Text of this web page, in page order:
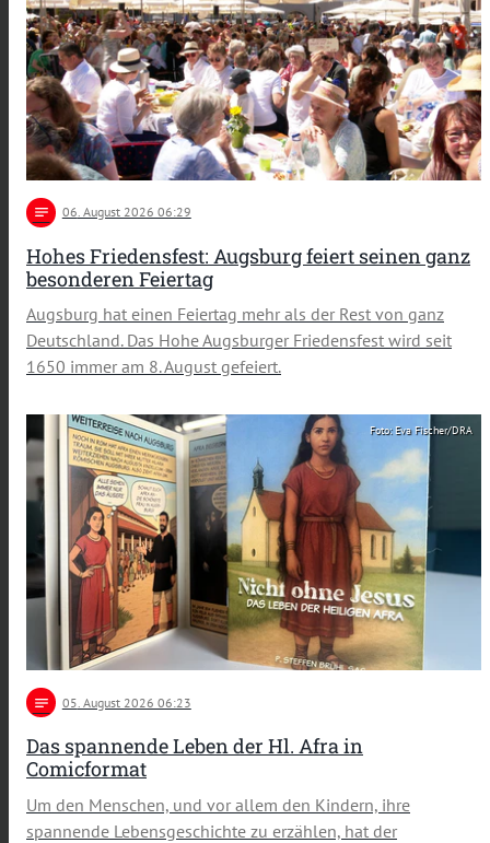
notes 06. August 2026 06:29
Hohes Friedensfest: Augsburg feiert seinen ganz
besonderen Feiertag
Augsburg hat einen Feiertag mehr als der Rest von ganz
Deutschland. Das Hohe Augsburger Friedensfest wird seit
1650 immer am 8. August gefeiert.
Foto: Eva Fischer/DRA
notes 05 . August 2026 06:23
Das spannende Leben der Hl. Afra in
Comicformat
Um den Menschen, und vor allem den Kindern, ihre
spannende Lebensgeschichte zu erzählen, hat der